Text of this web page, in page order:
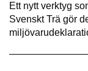
Ett nytt verktyg
Svenskt Trä gör